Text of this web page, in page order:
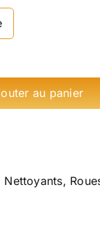
au panier
Nettoyants,